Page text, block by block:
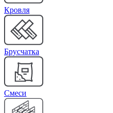
Кровля
Брусчатка
Cмеси